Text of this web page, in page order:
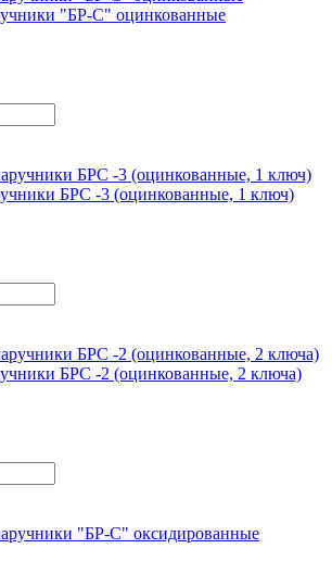
"БР-С" оцинкованные
БРС -3 (оцинкованные, 1 ключ)
БРС -2 (оцинкованные, 2 ключа)